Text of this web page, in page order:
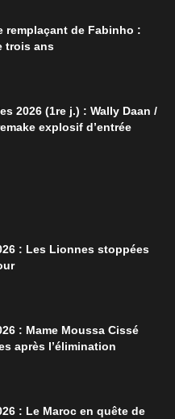
remplaçant de Fabinho :
trois ans
2026 (1re j.) : Wally Daan /
explosif d’entrée
: Les Lionnes stoppées
: Mame Moussa Cissé
après l’élimination
: Le Maroc en quête de